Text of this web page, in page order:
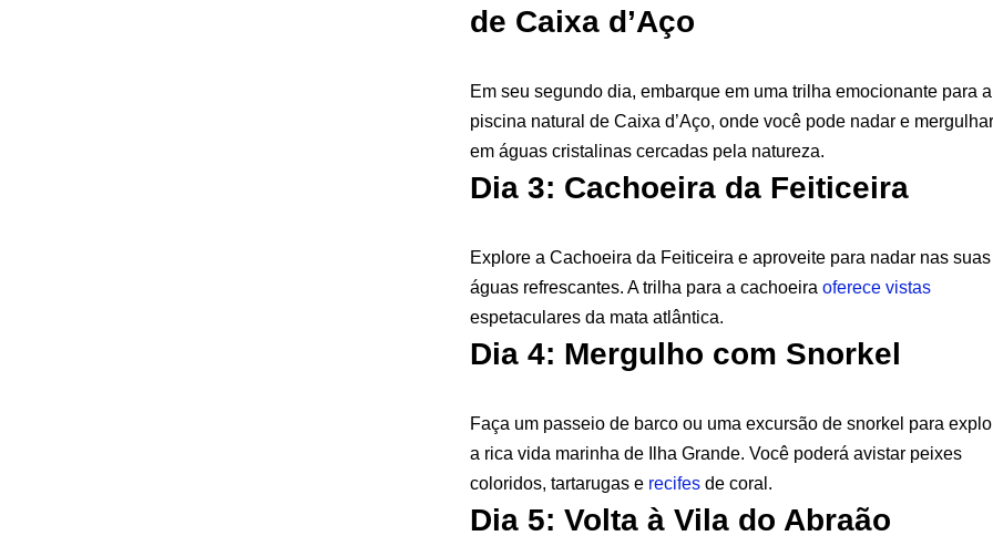
de Caixa d’Aço
Em seu segundo dia, embarque em uma trilha emocionante para a
piscina natural de Caixa d’Aço, onde você pode nadar e
em águas cristalinas cercadas pela natureza.
Dia 3: Cachoeira da Feiticeira
Explore a Cachoeira da Feiticeira e aproveite para nadar nas suas
águas refrescantes. A trilha para a cachoeiraoferece vistas
espetaculares da mata atlântica.
Dia 4: Mergulho com Snorkel
Faça um passeio de barco ou uma excursão de snorkel para
a rica vida marinha de Ilha Grande. Você poderá avistar peixes
coloridos, tartarugas e recifes de coral.
Dia 5: Volta à Vila do Abraão